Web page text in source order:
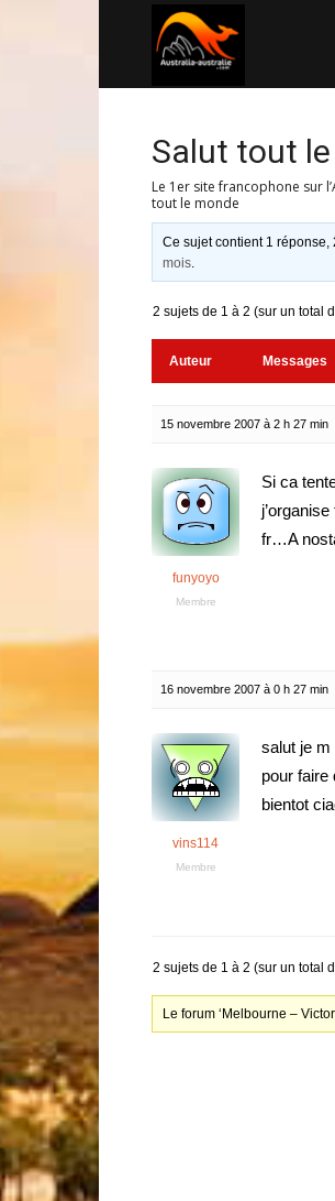
Salut tout
Le 1er site francophone sur
tout le monde
Ce sujet contient 1
mois.
2 sujets de 1 à 2 (sur un total
Auteur Messages
15 novembre 2007 à 2 h 27 min
funyoyo
Membre
Si ca
fr…A
16 novembre 2007 à 0 h 27 min
vins114
Membre
salut je m
pour faire
bientot
2 sujets de 1 à 2 (sur un total
Le forum ‘Melbourne –